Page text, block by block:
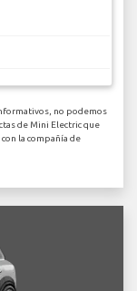
no podemos
de Mini Electric que
la compañía de